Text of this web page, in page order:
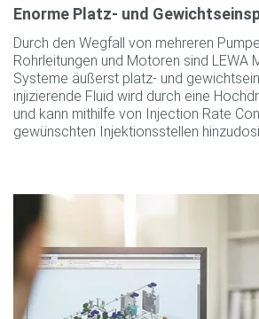
Enorme Platz- und
Durch den Wegfall von mehreren
Rohrleitungen und Motoren sind LEWA
Systeme äußerst platz- und
injizierende Fluid wird durch eine
und kann mithilfe von Injection Rate
gewünschten Injektionsstellen